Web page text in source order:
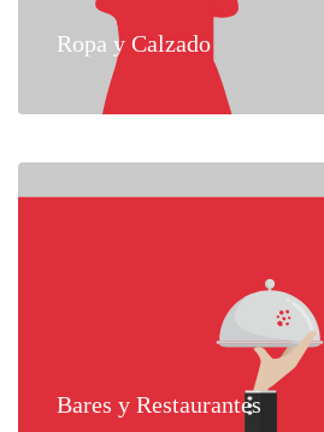
Ropa y Calzado
Bares y Restaurantes